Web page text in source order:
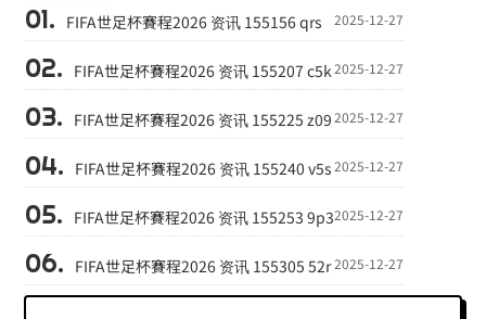
FIFA世足杯賽程2026 资讯 155156 qrs 2025-12-27
FIFA世足杯賽程2026 资讯 155207 c5k2025-12-27
FIFA世足杯賽程2026 资讯 155225 z092025-12-27
FIFA世足杯賽程2026 资讯 155240 v5s2025-12-27
FIFA世足杯賽程2026 资讯 155253 9p32025-12-27
FIFA世足杯賽程2026 资讯 155305 52r2025-12-27